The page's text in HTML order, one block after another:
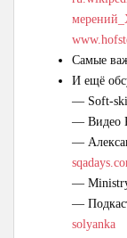
Самые
И ещё
— Soft-
— Видео
—
—
—
solyanka